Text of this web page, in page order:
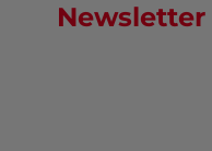
Newsletter